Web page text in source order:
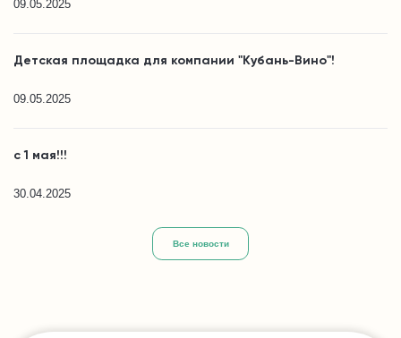
09.05.2025
Детская площадка для компании "Кубань-Вино"!
09.05.2025
с 1 мая!!!
30.04.2025
Все новости